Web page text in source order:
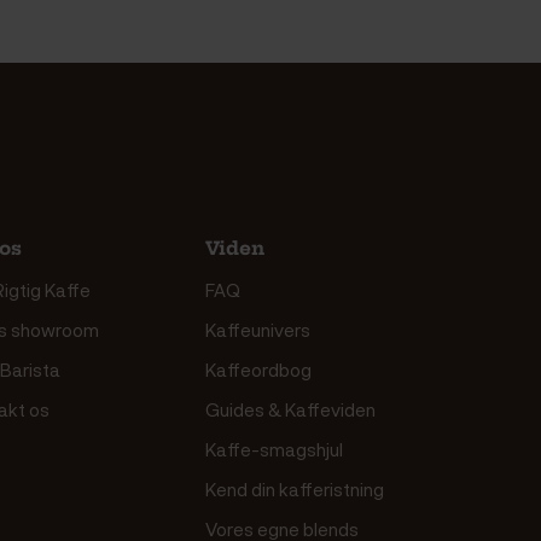
Kaffe
showroom
os
Viden
FAQ
Kaffeunivers
Kaffeordbog
Guides & Kaffeviden
Kaffe-smagshjul
Kend din kafferistning
Vores egne blends